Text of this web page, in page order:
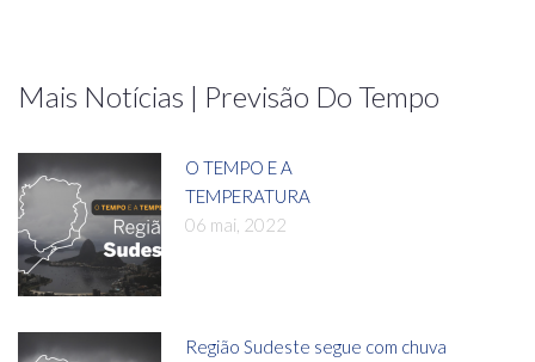
Mais Notícias | Previsão Do Tempo
O TEMPO E A
TEMPERATURA
06 mai, 2022
Região Sudeste segue com chuva